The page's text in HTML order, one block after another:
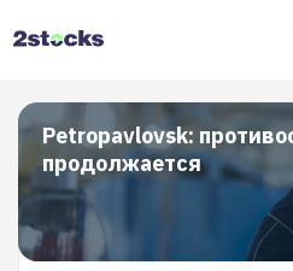
Petropavlovsk:
продолжается